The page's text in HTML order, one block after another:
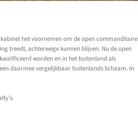
het voornemen om de open commanditaire
treedt, achterwege kunnen blijven. Nu de open
worden en in het buitenland als
daarmee vergelijkbaar buitenlands lichaam. In